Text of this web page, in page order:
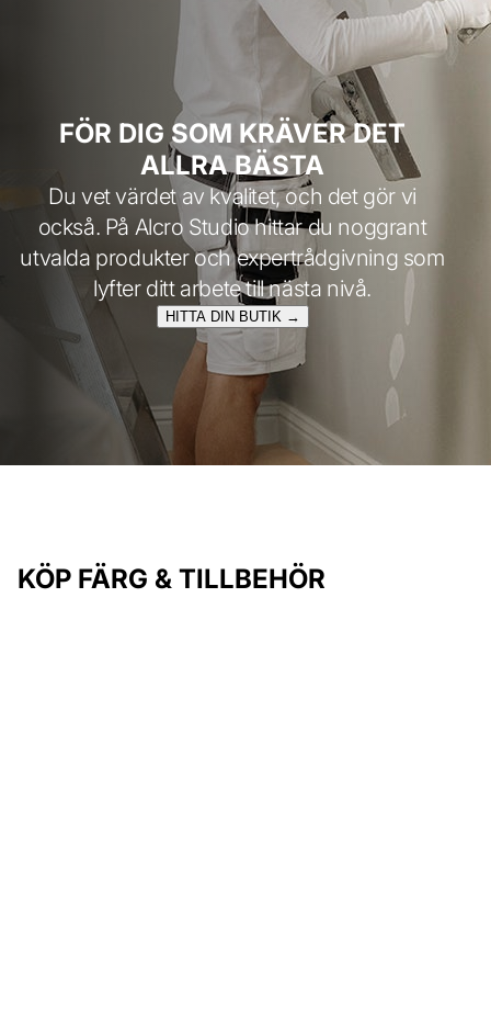
FÖR DIG SOM KRÄVER DET
ALLRA BÄSTA
Du vet värdet av kvalitet, och det gör vi
också. På Alcro Studio hittar du noggrant
utvalda produkter och expertrådgivning som
lyfter ditt arbete till nästa nivå.
HITTA DIN BUTIK →
KÖP FÄRG & TILLBEHÖR